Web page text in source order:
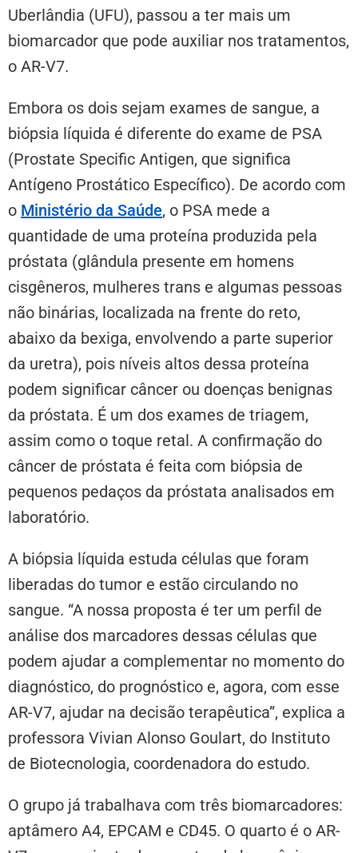
Uberlândia (UFU), passou a ter mais um
biomarcador que pode auxiliar nos tratamentos,
o AR-V7.
Embora os dois sejam exames de sangue, a
biópsia líquida é diferente do exame de PSA
(Prostate Specific Antigen, que significa
Antígeno Prostático Específico). De acordo com
o Ministério da Saúde, o PSA mede a
quantidade de uma proteína produzida pela
próstata (glândula presente em homens
cisgêneros, mulheres trans e algumas pessoas
não binárias, localizada na frente do reto,
abaixo da bexiga, envolvendo a parte superior
da uretra), pois níveis altos dessa proteína
podem significar câncer ou doenças benignas
da próstata. É um dos exames de triagem,
assim como o toque retal. A confirmação do
câncer de próstata é feita com biópsia de
pequenos pedaços da próstata analisados em
laboratório.
A biópsia líquida estuda células que foram
liberadas do tumor e estão circulando no
sangue. “A nossa proposta é ter um perfil de
análise dos marcadores dessas células que
podem ajudar a complementar no momento do
diagnóstico, do prognóstico e, agora, com esse
AR-V7, ajudar na decisão terapêutica”, explica a
professora Vivian Alonso Goulart, do Instituto
de Biotecnologia, coordenadora do estudo.
O grupo já trabalhava com três biomarcadores:
aptâmero A4, EPCAM e CD45. O quarto é o AR-